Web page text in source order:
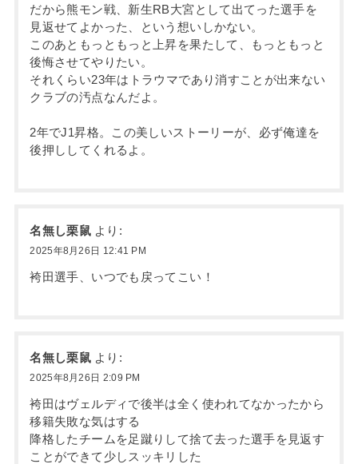
だから熊モン戦、新生RB大宮として出てった選手を
見返せてよかった、という想いしかない。
このあともっともっと上昇を果たして、もっともっと
後悔させてやりたい。
それくらい23年はトラウマであり消すことが出来ない
クラブの汚点なんだよ。
2年でJ1昇格。この美しいストーリーが、必ず俺達を
後押ししてくれるよ。
名無し栗鼠 より:
2025年8月26日 12:41 PM
袴田選手、いつでも戻ってこい！
名無し栗鼠 より:
2025年8月26日 2:09 PM
袴田はヴェルディで後半は全く使われてなかったから
移籍失敗な気はする
降格したチームを足蹴りして捨て去った選手を見返す
ことができて少しスッキリした